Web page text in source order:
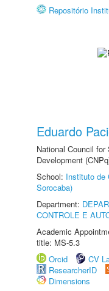
Repositório
Eduardo
National Council
Development
School: Instituto de
Sorocaba)
Department:
CONTROLE E
Academic
title: MS-5.3
Orcid
CV
ResearcherID
Dimensions